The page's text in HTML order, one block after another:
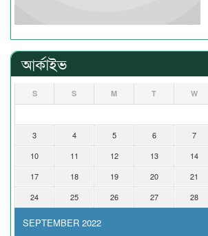
আর্কাইভ
SEPTEMBER 2022
S S M T W
3
4 5 6 7
10
11 12 13 14
17
18 19 20 21
24
25 26 27 28